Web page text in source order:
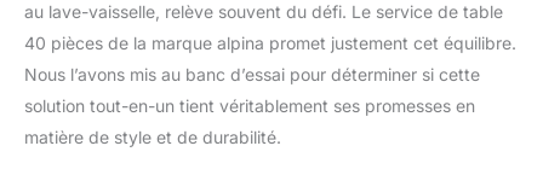
au lave-vaisselle, relève souvent du défi. Le service de table
40 pièces de la marque alpina promet justement cet équilibre.
Nous l’avons mis au banc d’essai pour déterminer si cette
solution tout-en-un tient véritablement ses promesses en
matière de style et de durabilité.